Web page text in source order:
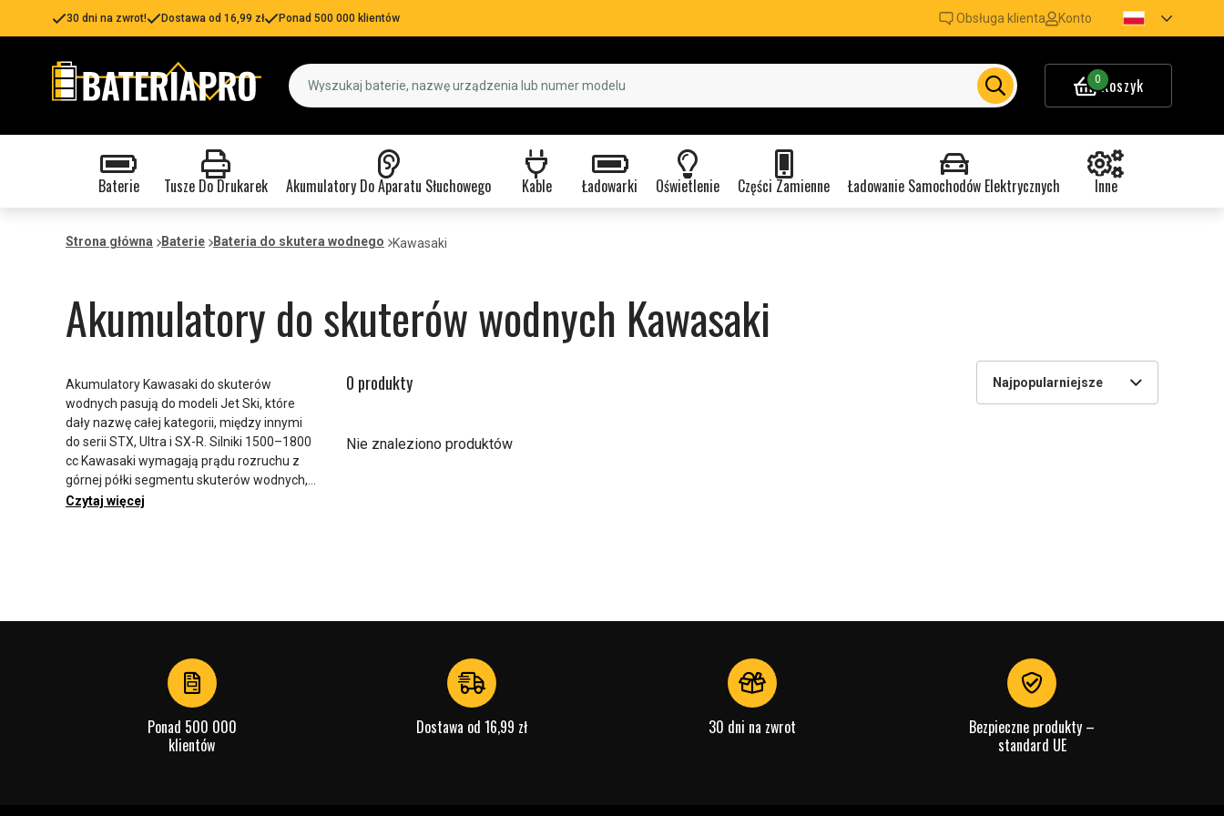
30 dni na zwrot! Dostawa od 16,99 zł Ponad 500 000 klientów Obsługa klienta Konto
0Koszyk
Baterie Tusze Do Drukarek Akumulatory Do Aparatu Słuchowego Kable Ładowarki Oświetlenie Części Zamienne Ładowanie Samochodów Elektrycznych Inne
Strona główna Baterie Bateria do skutera wodnego Kawasaki
Akumulatory do skuterów wodnych Kawasaki
Akumulatory Kawasaki do skuterów
wodnych pasują do modeli Jet Ski, które
dały nazwę całej kategorii, między innymi
do serii STX, Ultra i SX-R. Silniki 1500–1800
cc Kawasaki wymagają prądu rozruchu z
górnej półki segmentu skuterów wodnych,
dlatego akumulator to najczęściej 12V AGM
Czytaj więcej
0 produkty Najpopularniejsze
Nie znaleziono produktów
Ponad 500 000
klientów
Dostawa od 16,99 zł 30 dni na zwrot
Bezpieczne produkty –
standard UE